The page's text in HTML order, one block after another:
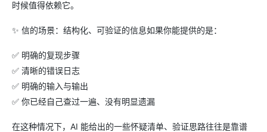
时候值得依赖它。
✨ 信的场景：结构化、可验证的信息如果你能提供的是：
✅ 明确的复现步骤
✅ 清晰的错误日志
✅ 明确的输入与输出
✅ 你已经自己查过一遍、没有明显遗漏
在这种情况下，AI 能给出的一些怀疑清单、验证思路往往是靠谱